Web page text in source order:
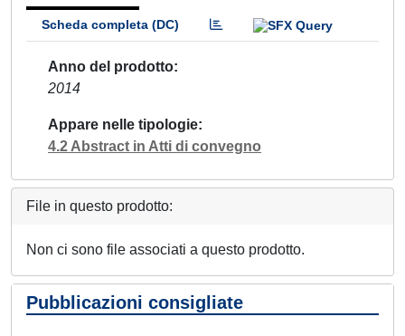
Scheda completa (DC)
Anno del prodotto
2014
Appare nelle tipologie
4.2 Abstract in Atti di convegno
File in questo prodotto:
Non ci sono file associati a questo prodotto.
Pubblicazioni consigliate